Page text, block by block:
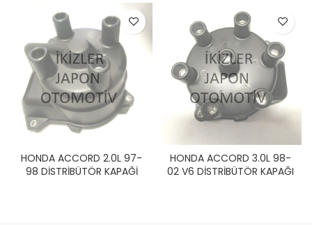
HONDA ACCORD 2.0L 97-
98 DİSTRİBÜTÖR KAPAĞİ
HONDA ACCORD 3.0L 98-
02 V6 DİSTRİBÜTÖR KAPAĞI